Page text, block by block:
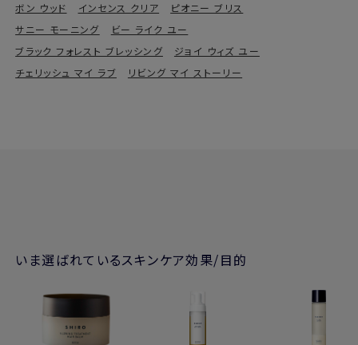
ボン ウッド
インセンス クリア
ピオニー ブリス
サニー モーニング
ビー ライク ユー
ブラック フォレスト ブレッシング
ジョイ ウィズ ユー
チェリッシュ マイ ラブ
リビング マイ ストーリー
いま選ばれているスキンケア効果/目的